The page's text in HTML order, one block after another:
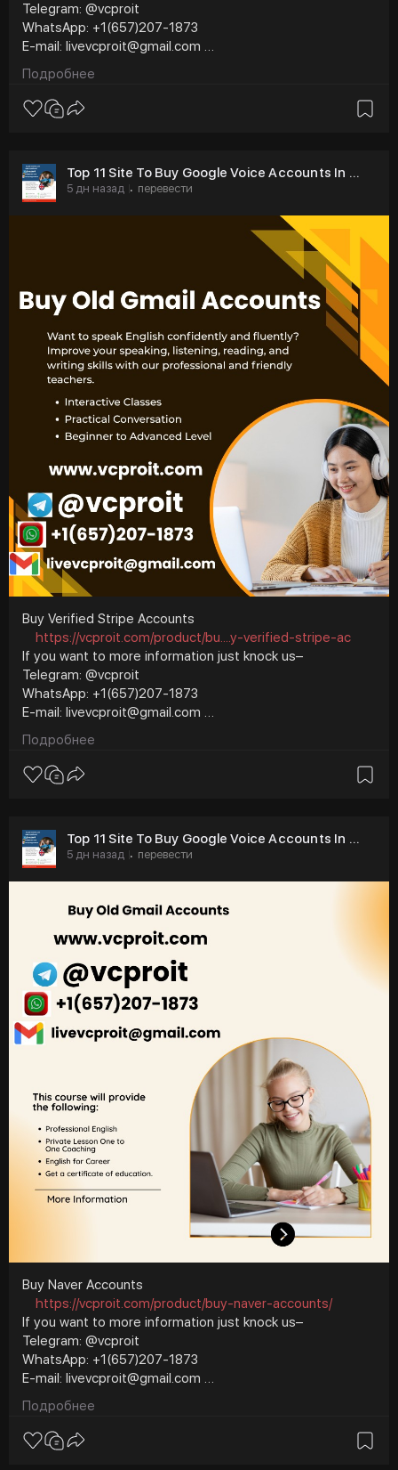
Telegram: @vcproit
WhatsApp: +1(657)207-1873
E-mail: livevcproit@gmail.com
#vcproit
#usaaccounts
#contentwriter
#off_page_seo
Подробнее
Top 11 Site To Buy Google Voice Accounts In ...
5 дн назад · перевести
Buy Verified Stripe Accounts
https://vcproit.com/product/bu....y-verified-stripe-ac
If you want to more information just knock us–
Telegram: @vcproit
WhatsApp: +1(657)207-1873
E-mail: livevcproit@gmail.com
#vcproit
#usaaccounts
#contentwriter
#off_page_seo
Подробнее
Top 11 Site To Buy Google Voice Accounts In ...
5 дн назад · перевести
Buy Naver Accounts
https://vcproit.com/product/buy-naver-accounts/
If you want to more information just knock us–
Telegram: @vcproit
WhatsApp: +1(657)207-1873
E-mail: livevcproit@gmail.com
#vcproit
#usaaccounts
#contentwriter
#off_page_seo
Подробнее